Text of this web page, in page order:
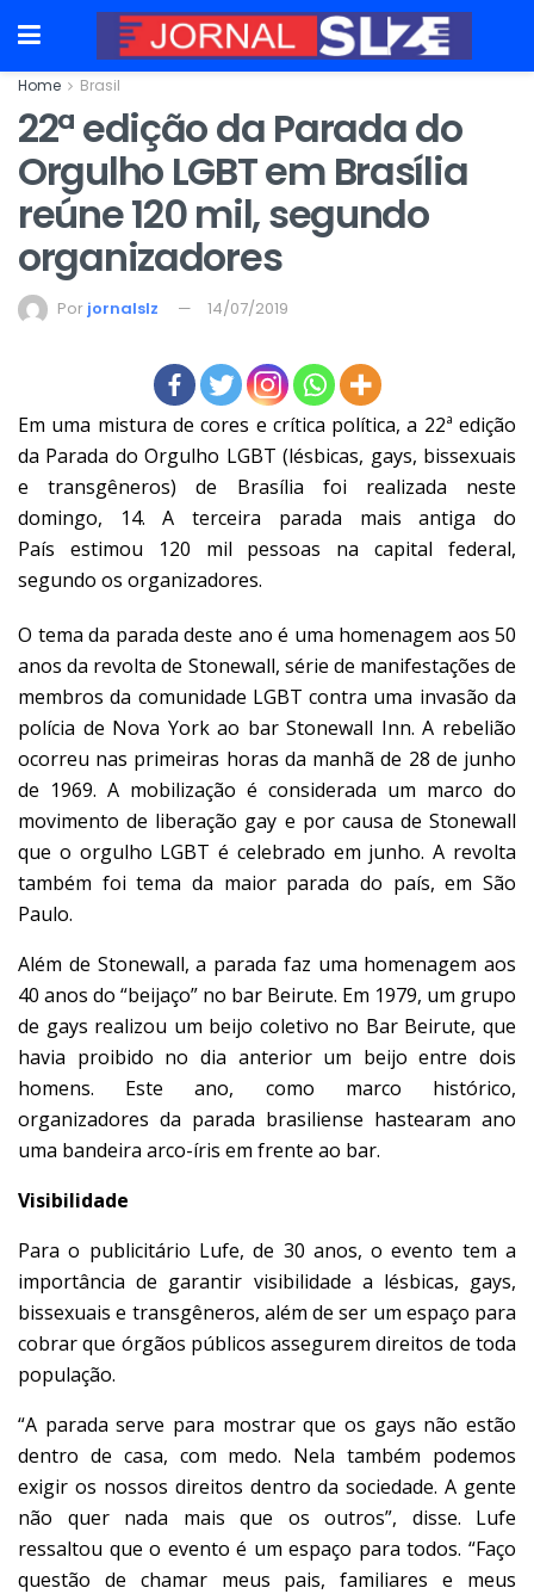
Home Brasil
22ª edição da Parada do
Orgulho LGBT em Brasília
reúne 120 mil, segundo
organizadores
Por jornalslz 14/07/2019
Em uma mistura de cores e crítica política, a 22ª edição
da Parada do Orgulho LGBT (lésbicas, gays, bissexuais
e transgêneros) de Brasília foi realizada neste
domingo, 14. A terceira parada mais antiga do
País estimou 120 mil pessoas na capital federal,
segundo os organizadores.
O tema da parada deste ano é uma homenagem aos 50
anos da revolta de Stonewall, série de manifestações de
membros da comunidade LGBT contra uma invasão da
polícia de Nova York ao bar Stonewall Inn. A rebelião
ocorreu nas primeiras horas da manhã de 28 de junho
de 1969. A mobilização é considerada um marco do
movimento de liberação gay e por causa de Stonewall
que o orgulho LGBT é celebrado em junho. A revolta
também foi tema da maior parada do país, em São
Paulo.
Além de Stonewall, a parada faz uma homenagem aos
40 anos do “beijaço” no bar Beirute. Em 1979, um grupo
de gays realizou um beijo coletivo no Bar Beirute, que
havia proibido no dia anterior um beijo entre dois
homens. Este ano, como marco histórico,
organizadores da parada brasiliense hastearam ano
uma bandeira arco-íris em frente ao bar.
Visibilidade
Para o publicitário Lufe, de 30 anos, o evento tem a
importância de garantir visibilidade a lésbicas, gays,
bissexuais e transgêneros, além de ser um espaço para
cobrar que órgãos públicos assegurem direitos de toda
população.
“A parada serve para mostrar que os gays não estão
dentro de casa, com medo. Nela também podemos
exigir os nossos direitos dentro da sociedade. A gente
não quer nada mais que os outros”, disse. Lufe
ressaltou que o evento é um espaço para todos. “Faço
questão de chamar meus pais, familiares e meus